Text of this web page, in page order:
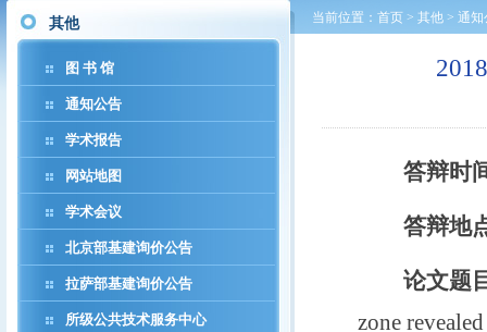
其他
图 书 馆
通知公告
学术报告
网站地图
学术会议
北京部基建询价公告
拉萨部基建询价公告
所级公共技术服务中心
当前位置： 首页 > 其他 > 通知
答辩时
答辩地
论文题
zone